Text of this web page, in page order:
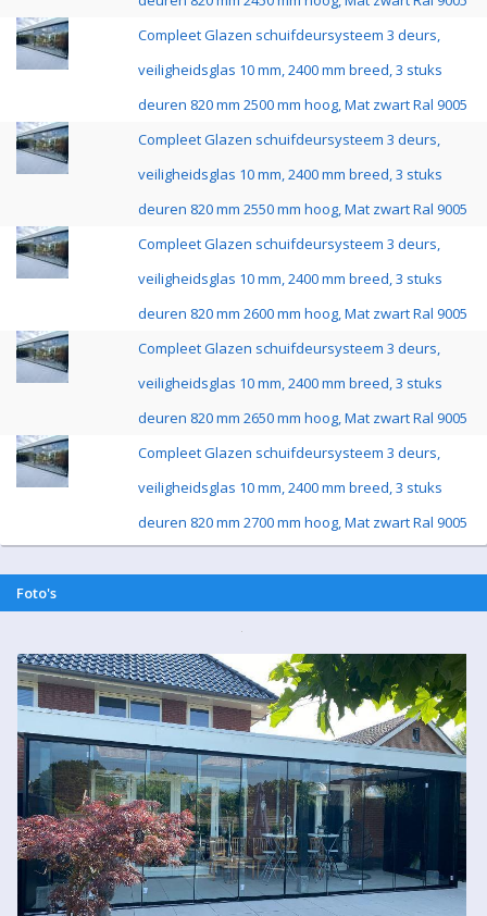
Compleet Glazen schuifdeursysteem 3 deurs,
veiligheidsglas 10 mm, 2400 mm breed, 3 stuks
deuren 820 mm 2500 mm hoog, Mat zwart Ral 9005
Compleet Glazen schuifdeursysteem 3 deurs,
veiligheidsglas 10 mm, 2400 mm breed, 3 stuks
deuren 820 mm 2550 mm hoog, Mat zwart Ral 9005
Compleet Glazen schuifdeursysteem 3 deurs,
veiligheidsglas 10 mm, 2400 mm breed, 3 stuks
deuren 820 mm 2600 mm hoog, Mat zwart Ral 9005
Compleet Glazen schuifdeursysteem 3 deurs,
veiligheidsglas 10 mm, 2400 mm breed, 3 stuks
deuren 820 mm 2650 mm hoog, Mat zwart Ral 9005
Compleet Glazen schuifdeursysteem 3 deurs,
veiligheidsglas 10 mm, 2400 mm breed, 3 stuks
deuren 820 mm 2700 mm hoog, Mat zwart Ral 9005
Foto's